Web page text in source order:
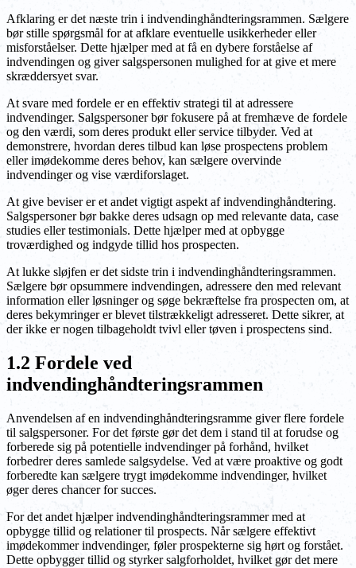
Afklaring er det næste trin i indvendinghåndteringsrammen. Sælgere
bør stille spørgsmål for at afklare eventuelle usikkerheder eller
misforståelser. Dette hjælper med at få en dybere forståelse af
indvendingen og giver salgspersonen mulighed for at give et mere
skræddersyet svar.
At svare med fordele er en effektiv strategi til at adressere
indvendinger. Salgspersoner bør fokusere på at fremhæve de fordele
og den værdi, som deres produkt eller service tilbyder. Ved at
demonstrere, hvordan deres tilbud kan løse prospectens problem
eller imødekomme deres behov, kan sælgere overvinde
indvendinger og vise værdiforslaget.
At give beviser er et andet vigtigt aspekt af indvendinghåndtering.
Salgspersoner bør bakke deres udsagn op med relevante data, case
studies eller testimonials. Dette hjælper med at opbygge
troværdighed og indgyde tillid hos prospecten.
At lukke sløjfen er det sidste trin i indvendinghåndteringsrammen.
Sælgere bør opsummere indvendingen, adressere den med relevant
information eller løsninger og søge bekræftelse fra prospecten om, at
deres bekymringer er blevet tilstrækkeligt adresseret. Dette sikrer, at
der ikke er nogen tilbageholdt tvivl eller tøven i prospectens sind.
1.2 Fordele ved
indvendinghåndteringsrammen
Anvendelsen af en indvendinghåndteringsramme giver flere fordele
til salgspersoner. For det første gør det dem i stand til at forudse og
forberede sig på potentielle indvendinger på forhånd, hvilket
forbedrer deres samlede salgsydelse. Ved at være proaktive og godt
forberedte kan sælgere trygt imødekomme indvendinger, hvilket
øger deres chancer for succes.
For det andet hjælper indvendinghåndteringsrammer med at
opbygge tillid og relationer til prospects. Når sælgere effektivt
imødekommer indvendinger, føler prospekterne sig hørt og forstået.
Dette opbygger tillid og styrker salgforholdet, hvilket gør det mere